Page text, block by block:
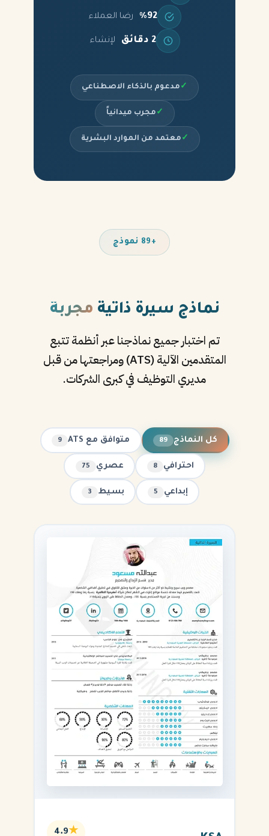
%92 رضا العملاء
2 دقائق لإنشاء
✓ مدعوم بالذكاء الاصطناعي
✓ مجرب ميدانياً
✓ معتمد من الموارد البشرية
+89 نموذج
نماذج سيرة ذاتية مجربة
تم اختبار جميع نماذجنا عبر أنظمة تتبع
المتقدمين الآلية (ATS) ومراجعتها من قبل
مديري التوظيف في كبرى الشركات.
كل النماذج 89 متوافق مع ATS 9
احترافي 8 عصري 75
إبداعي 5 بسيط 3
★
4.9